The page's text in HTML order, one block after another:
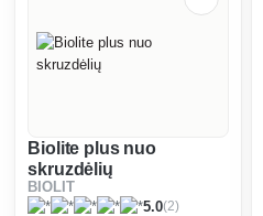
Biolite plus nuo
skruzdėlių
BIOLIT
5.0(2)